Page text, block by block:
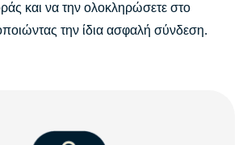
και να την ολοκληρώσετε στο
την ίδια ασφαλή σύνδεση.